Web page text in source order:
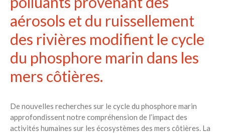
aérosols et du ruissellement
des rivières modifient le cycle
du phosphore marin dans les
mers côtières.
De nouvelles recherches sur le cycle du phosphore marin
approfondissent notre compréhension de l’impact des
activités humaines sur les écosystèmes des mers côtières. La